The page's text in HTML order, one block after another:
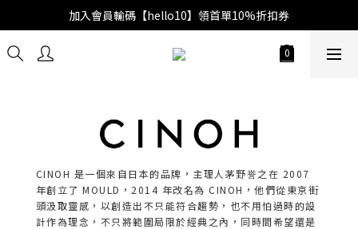
加入會員輸碼【hello10】領首單10%折扣券
CINOH 是一個來自日本的品牌，主理人茅野誉之在 2007
年創立了 MOULD，2014 年改名為 CINOH，他們從東京街
頭汲取靈感，以創造出不只能符合趨勢，也不用怕過時的設
計作為理念，不只將範圍局限於經典之內，同時間希望還是